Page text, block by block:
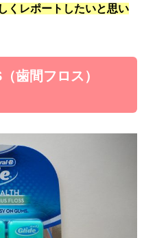
くレポートしたいと思い
歯間フロス）